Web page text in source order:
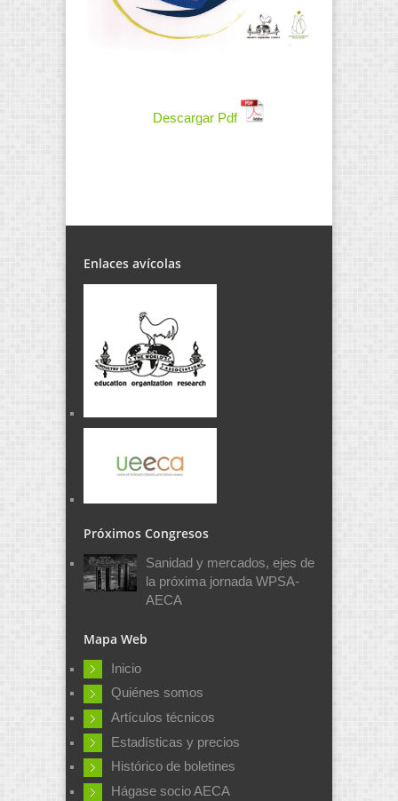
Descargar Pdf
Enlaces avícolas
Próximos Congresos
Sanidad y mercados, ejes de
la próxima jornada WPSA-
AECA
Mapa Web
Inicio
Quiénes somos
Artículos técnicos
Estadísticas y precios
Histórico de boletines
Hágase socio AECA